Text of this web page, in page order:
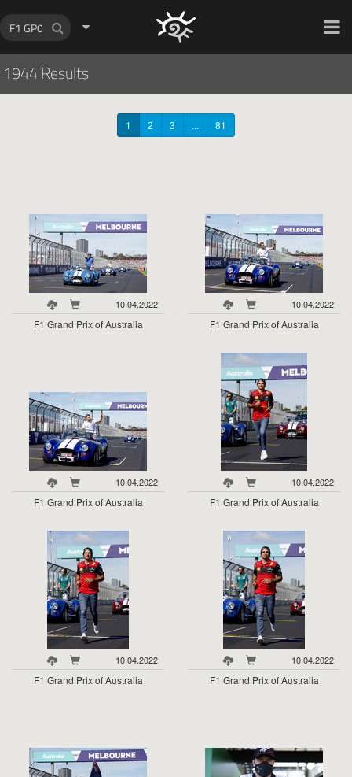
1944 Results
1 2 3 ... 81
10.04.2022
F1 Grand Prix of Australia
10.04.2022
F1 Grand Prix of Australia
10.04.2022
F1 Grand Prix of Australia
10.04.2022
F1 Grand Prix of Australia
10.04.2022
F1 Grand Prix of Australia
10.04.2022
F1 Grand Prix of Australia